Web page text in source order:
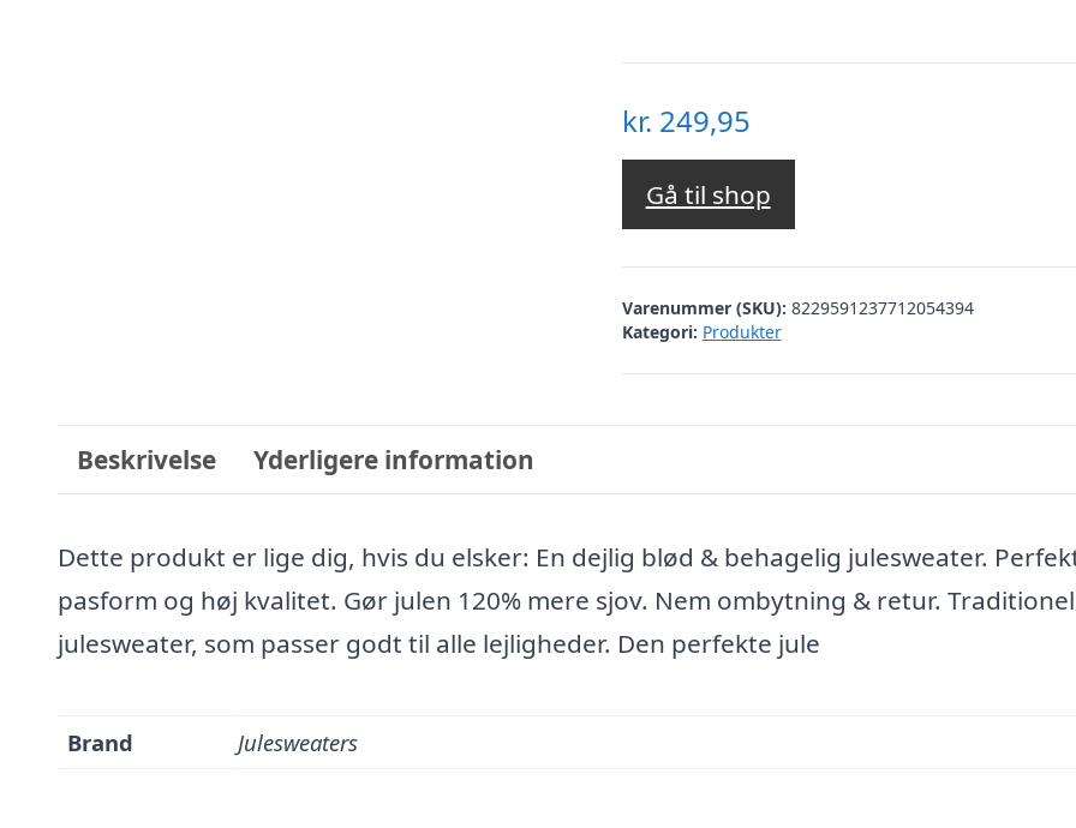
kr. 249,95
Gå til shop
Varenummer (SKU): 8229591237712054394
Kategori: Produkter
Beskrivelse Yderligere information
Dette produkt er lige dig, hvis du elsker: En dejlig blød & behagelig julesweater.
pasform og høj kvalitet. Gør julen 120% mere sjov. Nem ombytning & retur. Traditionel
julesweater, som passer godt til alle lejligheder. Den perfekte jule
Brand Julesweaters